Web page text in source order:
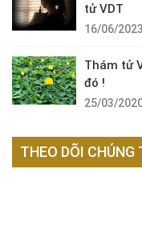
tử VDT
16/06/2023
Thám tử
đó !
25/03/
THEO DÕI CHÚNG